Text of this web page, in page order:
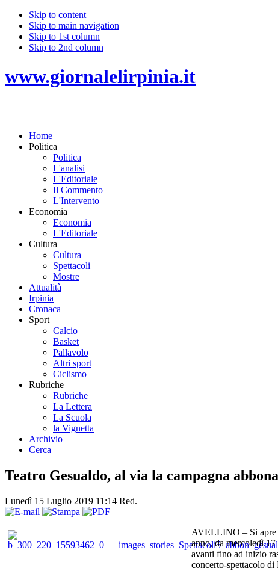
Skip to content
Skip to main navigation
Skip to 1st column
Skip to 2nd column
www.giornalelirpinia.it
Home
Politica
Politica
L'analisi
L'Editoriale
Il Commento
L'Intervento
Economia
Economia
L'Editoriale
Cultura
Cultura
Spettacoli
Mostre
Attualità
Irpinia
Cronaca
Sport
Calcio
Basket
Pallavolo
Altri sport
Ciclismo
Rubriche
Rubriche
La Lettera
La Scuola
la Vignetta
Archivio
Cerca
Teatro Gesualdo, al via la campagna
Lunedì 15 Luglio 2019 11:14 Red.
AVELLINO – Si apre
anno, da mercoledì
avanti fino ad inizio
concerto-spettacolo